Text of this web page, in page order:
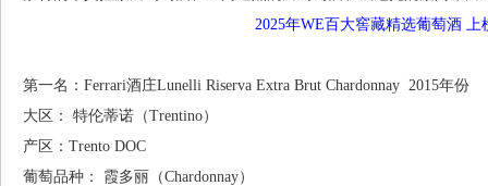
2025年WE百大窖藏精选葡萄酒 上
第一名：Ferrari酒庄Lunelli Riserva Extra Brut Chardonnay 2015年份
大区： 特伦蒂诺（Trentino）
产区：Trento DOC
葡萄品种： 霞多丽（Chardonnay）